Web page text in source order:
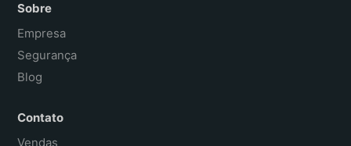
Sobre
Empresa
Segurança
Blog
Contato
Vendas